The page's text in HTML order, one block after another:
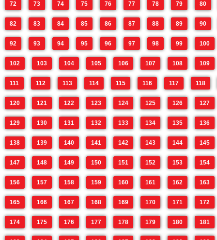
72 73 74 75 76 77 78 79 80
82 83 84 85 86 87 88 89 90
92 93 94 95 96 97 98 99 100
102 103 104 105 106 107 108 109
111 112 113 114 115 116 117 118
120 121 122 123 124 125 126 127
129 130 131 132 133 134 135 136
138 139 140 141 142 143 144 145
147 148 149 150 151 152 153 154
156 157 158 159 160 161 162 163
165 166 167 168 169 170 171 172
174 175 176 177 178 179 180 181